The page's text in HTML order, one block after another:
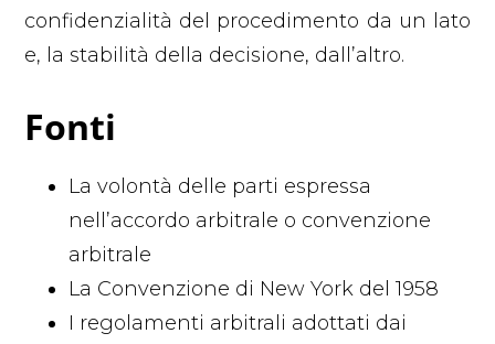
confidenzialità del procedimento da un lato
e, la stabilità della decisione, dall’altro.
Fonti
La volontà delle parti espressa
nell’accordo arbitrale o convenzione
arbitrale
La Convenzione di New York del 1958
I regolamenti arbitrali adottati dai